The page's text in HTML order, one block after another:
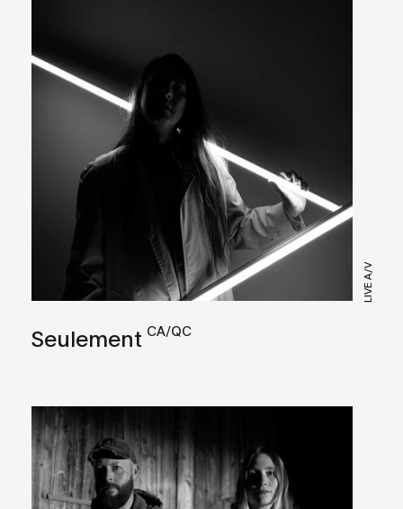
LIVE A/V
Seulement CA/QC